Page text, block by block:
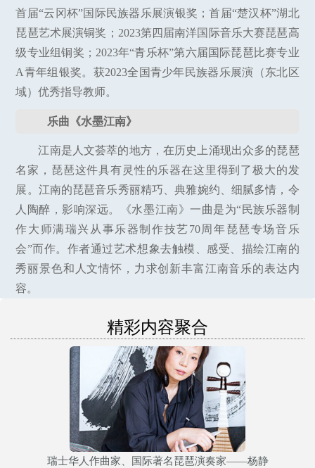
首届“云冈杯”国际民族器乐展演银奖；首届“楚汉杯”湖北
琵琶艺术展演铜奖；2023第四届南洋国际音乐大赛琵琶高
级专业组铜奖；2023年“青乐杯”第六届国际琵琶比赛专业
A青年组银奖。获2023全国青少年民族器乐展演（东北区
域）优秀指导教师。
乐曲《水墨江南》
江南是人文荟萃的地方，在历史上涌现出众多的琵琶
名家，琵琶这件具有灵性的乐器在这里得到了极大的发
展。江南的琵琶音乐秀丽精巧、典雅婉约、细腻多情，令
人陶醉，影响深远。《水墨江南》一曲是为“民族乐器制
作大师满瑞兴从事乐器制作技艺70周年琵琶专场音乐
会”而作。作者通过艺术想象去触模、感受、描绘江南的
秀丽景色和人文情怀，力求创新丰富江南音乐的表达内
容。
精彩内容聚合
瑞士华人作曲家、国际著名琵琶演奏家——杨静